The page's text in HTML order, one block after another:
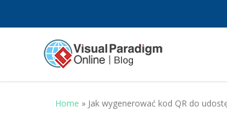
Home » Jak wygenerować kod QR do